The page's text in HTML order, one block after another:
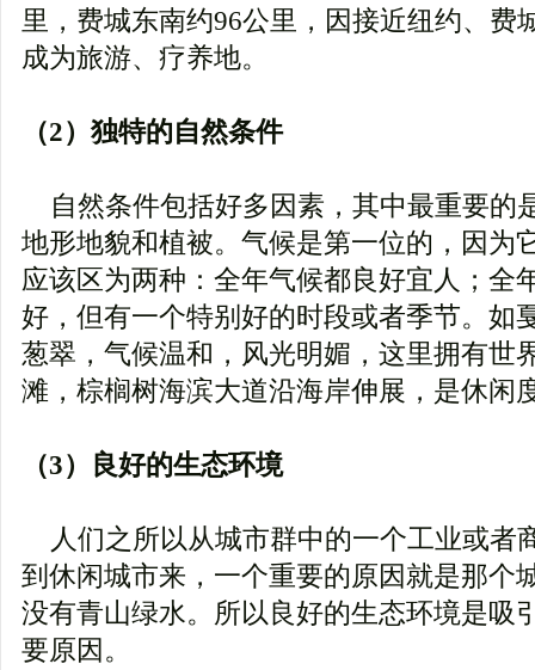
里，费城东南约96公里，因接近纽约、费
成为旅游、疗养地。
（2）独特的自然条件
自然条件包括好多因素，其中最重要的
地形地貌和植被。气候是第一位的，因为
应该区为两种：全年气候都良好宜人；全
好，但有一个特别好的时段或者季节。如
葱翠，气候温和，风光明媚，这里拥有世
滩，棕榈树海滨大道沿海岸伸展，是休闲
（3）良好的生态环境
人们之所以从城市群中的一个工业或者
到休闲城市来，一个重要的原因就是那个
没有青山绿水。所以良好的生态环境是吸
要原因。